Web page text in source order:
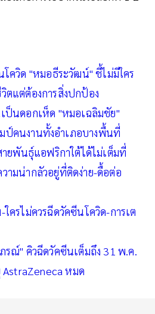
โควิด "หมอธีระวัฒน์" ชี้ไม่มีใคร
ตแต่ต้องการสิ่งปกป้อง
ป็นดอกเห็ด "หมอเฉลิมชัย"
ป์คนงานทั้งอำเภอบางพื้นที่
ยพันธุ์แอฟริกาใต้ได้ไม่เต็มที่
ามน่ากลัวอยู่ที่ติดง่าย-ดื้อต่อ
ครไม่ควรฉีดวัคซีนโควิด-การเต
รณ์" คิวฉีดวัคซีนเต็มถึง 31 พ.ค.
หมด